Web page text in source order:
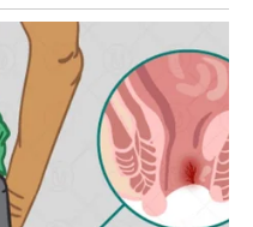
iskrenost i
se kroz ljubav,
i osjećaj da vam